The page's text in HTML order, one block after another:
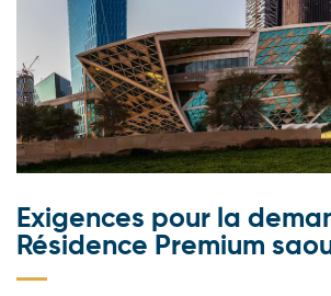
Exigences pour la
Résidence Premium